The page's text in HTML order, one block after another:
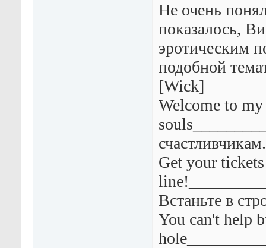
Не очень
показалось,
эротическим
подобной
[Wick]
Welcome to
счастливчикам.
Get your
Встаньте в
You can't help